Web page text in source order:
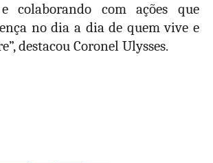
colaborando com ações que
no dia a dia de quem vive e
destacou Coronel Ulysses.